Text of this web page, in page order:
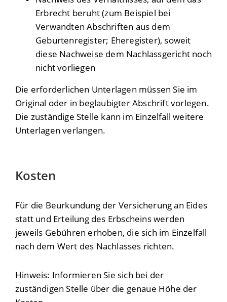
Erbrecht beruht (zum Beispiel bei
Verwandten Abschriften aus dem
Geburtenregister; Eheregister), soweit
diese Nachweise dem Nachlassgericht noch
nicht vorliegen
Die erforderlichen Unterlagen müssen Sie im
Original oder in beglaubigter Abschrift vorlegen.
Die zuständige Stelle kann im Einzelfall weitere
Unterlagen verlangen.
Kosten
Für die Beurkundung der Versicherung an Eides
statt und Erteilung des Erbscheins werden
jeweils Gebühren erhoben, die sich im Einzelfall
nach dem Wert des Nachlasses richten.
Hinweis: Informieren Sie sich bei der
zuständigen Stelle über die genaue Höhe der